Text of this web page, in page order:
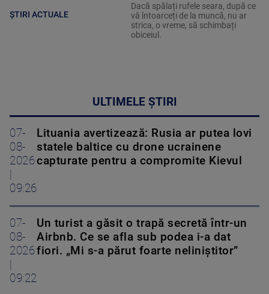
ȘTIRI ACTUALE
Dacă spălați rufele seara, după ce
vă întoarceți de la muncă, nu ar
strica, o vreme, să schimbați
obiceiul.
ULTIMELE ȘTIRI
07-
08-
2026
09:26
Lituania avertizează: Rusia ar putea lovi
statele baltice cu drone ucrainene
capturate pentru a compromite Kievul
07-
08-
2026
09:22
Un turist a găsit o trapă secretă într-un
Airbnb. Ce se afla sub podea i-a dat
fiori. „Mi s-a părut foarte neliniștitor”